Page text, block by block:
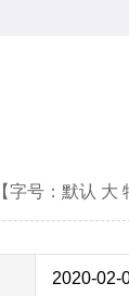
【字号： 默认 大
2020-02-